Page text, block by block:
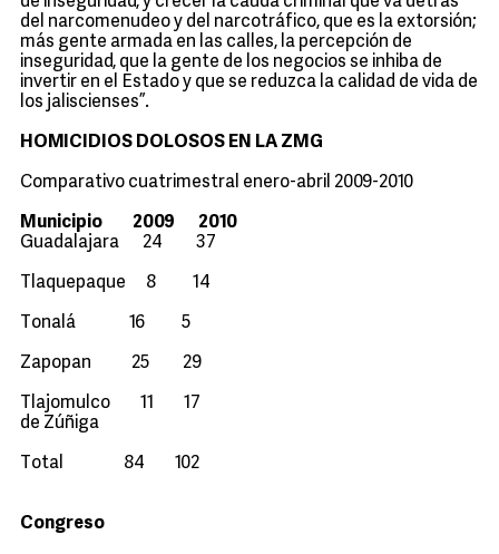
del narcomenudeo y del narcotráfico, que es la extorsión;
más gente armada en las calles, la percepción de
inseguridad, que la gente de los negocios se inhiba de
invertir en el Estado y que se reduzca la calidad de vida de
los jaliscienses”.
HOMICIDIOS DOLOSOS EN LA ZMG
Comparativo cuatrimestral enero-abril 2009-2010
Municipio 2009 2010
Guadalajara 24 37
Tlaquepaque 8 14
Tonalá 16 5
Zapopan 25 29
Tlajomulco 11 17
de Zúñiga
Total 84 102
Congreso